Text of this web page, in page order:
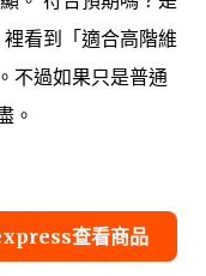
看到「適合高階維
不過如果只是普通
。
查看商品